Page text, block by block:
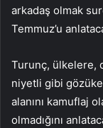
arkadaş olmak
Temmuz’u
Turunç, ülkelere,
niyetli gibi
alanını kamuflaj
olmadığını